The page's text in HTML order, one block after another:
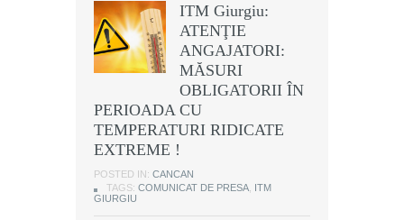
ITM Giurgiu:
ATENŢIE
ANGAJATORI:
MĂSURI
OBLIGATORII ÎN
PERIOADA CU
TEMPERATURI RIDICATE
EXTREME !
POSTED IN: CANCAN
TAGS: COMUNICAT DE PRESA ITM
GIURGIU